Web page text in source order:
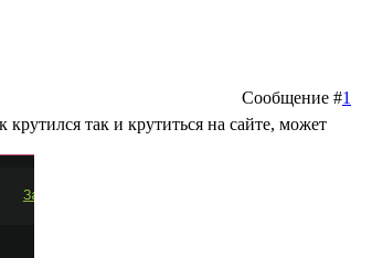
Сообщение #1
так и крутиться на сайте, может